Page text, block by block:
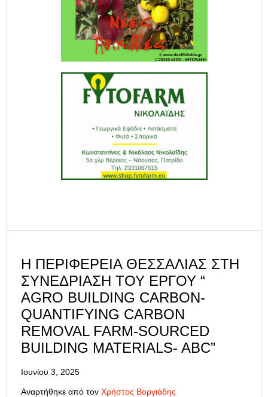
Η ΠΕΡΙΦΈΡΕΙΑ ΘΕΣΣΑΛΊΑΣ ΣΤΗ
ΣΥΝΕΔΡΊΑΣΗ ΤΟΥ ΈΡΓΟΥ “
AGRO BUILDING CARBON-
QUANTIFYING CARBON
REMOVAL FARM-SOURCED
BUILDING MATERIALS- ABC”
Ιουνίου 3, 2025
Αναρτήθηκε από τον Χρήστος Βοργιάδης